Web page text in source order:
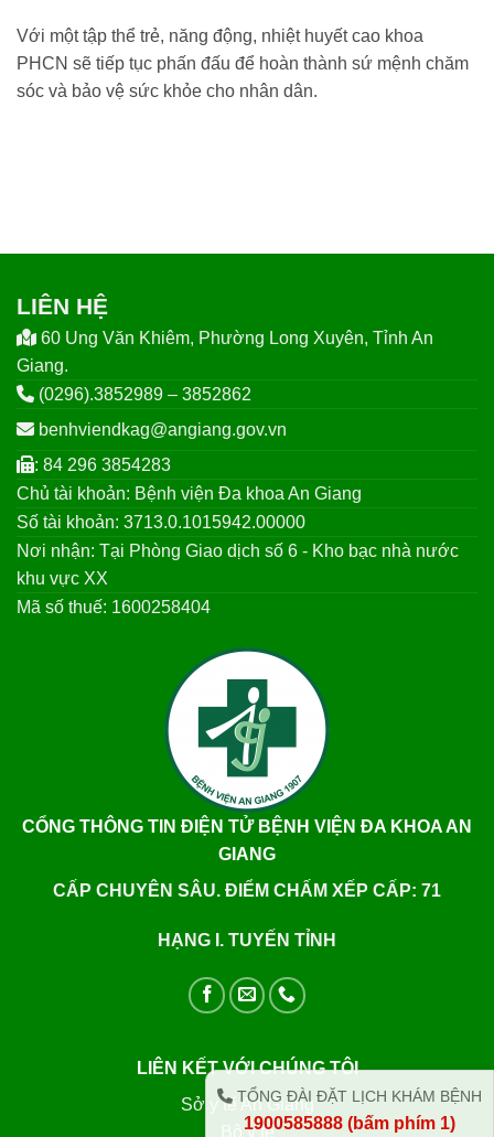
Với một tập thể trẻ, năng động, nhiệt huyết cao khoa
PHCN sẽ tiếp tục phấn đấu để hoàn thành sứ mệnh chăm
sóc và bảo vệ sức khỏe cho nhân dân.
LIÊN HỆ
60 Ung Văn Khiêm, Phường Long Xuyên, Tỉnh An
Giang.
(0296).3852989 – 3852862
benhviendkag@angiang.gov.vn
: 84 296 3854283
Chủ tài khoản: Bệnh viện Đa khoa An Giang
Số tài khoản: 3713.0.1015942.00000
Nơi nhận: Tại Phòng Giao dịch số 6 - Kho bạc nhà nước
khu vực XX
Mã số thuế: 1600258404
CỔNG THÔNG TIN ĐIỆN TỬ BỆNH VIỆN ĐA KHOA AN
GIANG
CẤP CHUYÊN SÂU. ĐIỂM CHẤM XẾP CẤP: 71
HẠNG I. TUYẾN TỈNH
LIÊN KẾT VỚI CHÚNG TÔI
Sở y tế An Giang
Bộ y tế
TỔNG ĐÀI ĐẶT LỊCH KHÁM BỆNH
1900585888 (bấm phím 1)